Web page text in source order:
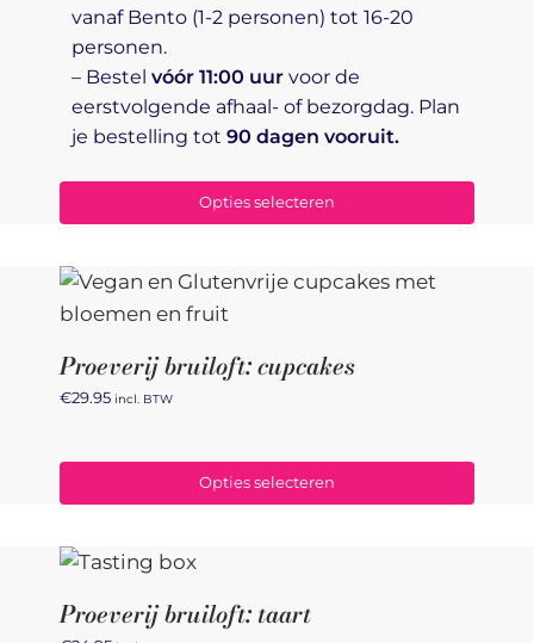
vanaf Bento (1-2 personen) tot 16-20
personen.
– Bestel vóór 11:00 uur voor de
eerstvolgende afhaal- of bezorgdag. Plan
je bestelling tot 90 dagen vooruit.
Opties selecteren
Proeverij bruiloft: cupcakes
€29.95 incl. BTW
Opties selecteren
Proeverij bruiloft: taart